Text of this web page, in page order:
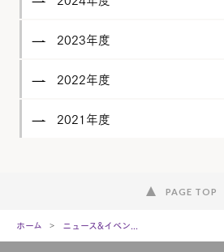
2023年度
2022年度
2021年度
PAGE TOP
ホーム ニュース&イベン...